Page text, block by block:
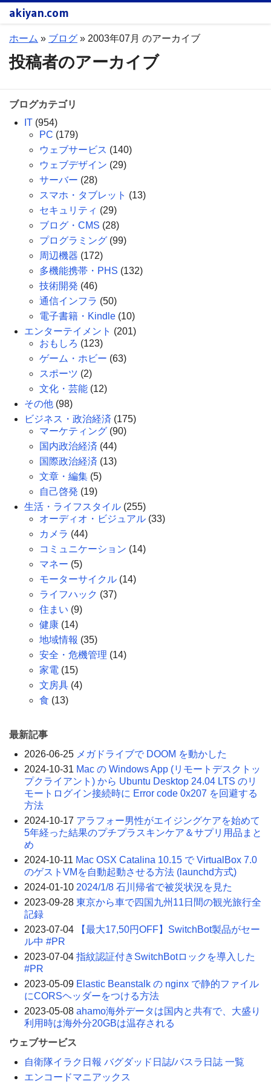
akiyan.com
ホーム » ブログ » 2003年07月 のアーカイブ
投稿者のアーカイブ
ブログカテゴリ
IT (954)
PC (179)
ウェブサービス (140)
ウェブデザイン (29)
サーバー (28)
スマホ・タブレット (13)
セキュリティ (29)
ブログ・CMS (28)
プログラミング (99)
周辺機器 (172)
多機能携帯・PHS (132)
技術開発 (46)
通信インフラ (50)
電子書籍・Kindle (10)
エンターテイメント (201)
おもしろ (123)
ゲーム・ホビー (63)
スポーツ (2)
文化・芸能 (12)
その他 (98)
ビジネス・政治経済 (175)
マーケティング (90)
国内政治経済 (44)
国際政治経済 (13)
文章・編集 (5)
自己啓発 (19)
生活・ライフスタイル (255)
オーディオ・ビジュアル (33)
カメラ (44)
コミュニケーション (14)
マネー (5)
モーターサイクル (14)
ライフハック (37)
住まい (9)
健康 (14)
地域情報 (35)
安全・危機管理 (14)
家電 (15)
文房具 (4)
食 (13)
最新記事
2026-06-25 メガドライブで DOOM を動かした
2024-10-31 Mac の Windows App (リモートデスクトッ
プクライアント) から Ubuntu Desktop 24.04 LTS のリ
モートログイン接続時に Error code 0x207 を回避する
方法
2024-10-17 アラフォー男性がエイジングケアを始めて
5年経った結果のプチプラスキンケア＆サプリ用品まと
め
2024-10-11 Mac OSX Catalina 10.15 で VirtualBox 7.0
のゲストVMを自動起動させる方法 (launchd方式)
2024-01-10 2024/1/8 石川帰省で被災状況を見た
2023-09-28 東京から車で四国九州11日間の観光旅行全
記録
2023-07-04
【最大17,50円OFF】SwitchBot製品がセー
ル中 #PR
2023-07-04 指紋認証付きSwitchBotロックを導入した
#PR
2023-05-09 Elastic Beanstalk の nginx で静的ファイル
にCORSヘッダーをつける方法
2023-05-08 ahamo海外データは国内と共有で、大盛り
利用時は海外分20GBは温存される
ウェブサービス
自衛隊イラク日報 バグダッド日誌/バスラ日誌 一覧
エンコードマニアックス